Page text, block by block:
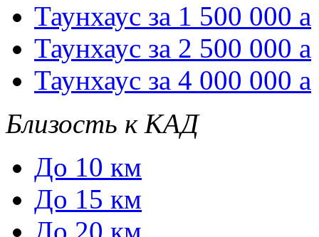
Таунхаус за 1 500 000 a
Таунхаус за 2 500 000 a
Таунхаус за 4 000 000 a
Близость к КАД
До 10 км
До 15 км